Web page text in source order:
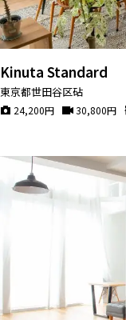
Kinuta Standard
東京都世田谷区砧
24,200円 30,800円